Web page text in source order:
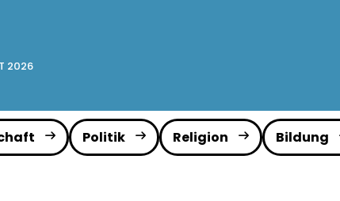
2026
Politik Religion Bildung